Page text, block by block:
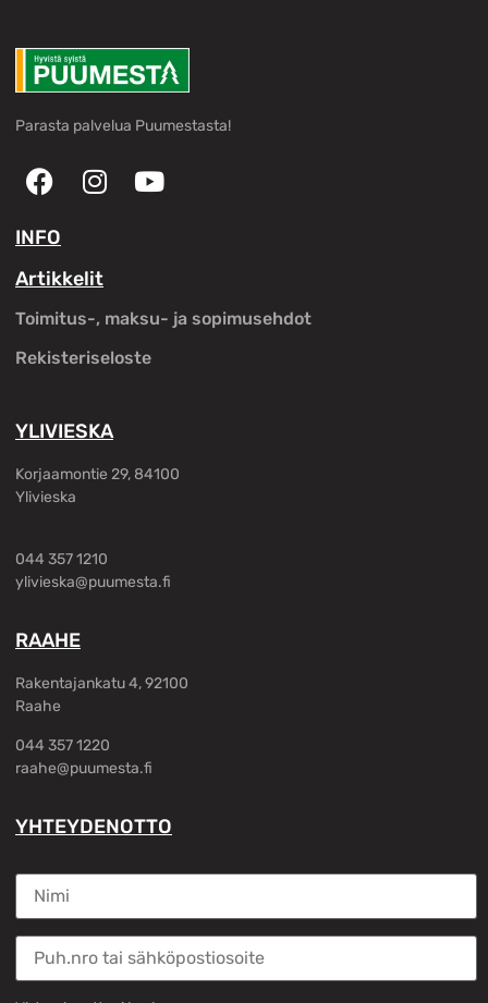
Parasta palvelua Puumestasta!
INFO
Artikkelit
Toimitus-, maksu- ja sopimusehdot
Rekisteriseloste
YLIVIESKA
Korjaamontie 29, 84100
Ylivieska
044 357 1210
ylivieska@puumesta.fi
RAAHE
Rakentajankatu 4, 92100
Raahe
044 357 1220
raahe@puumesta.fi
YHTEYDENOTTO